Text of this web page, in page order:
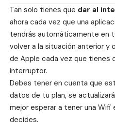
Tan solo tienes que dar al
ahora cada vez que una
tendrás automáticamente en
volver a la situación anterior y
de Apple cada vez que tienes
interruptor.
Debes tener en cuenta que
datos de tu plan, se
mejor esperar a tener una
decides.